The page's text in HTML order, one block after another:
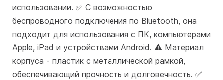
использовании. ✅ С возможностью
беспроводного подключения по Bluetooth, она
подходит для использования с ПК, компьютерами
Apple, iPad и устройствами Android. ⚠️ Материал
корпуса - пластик с металлической рамкой,
обеспечивающий прочность и долговечность. ✅